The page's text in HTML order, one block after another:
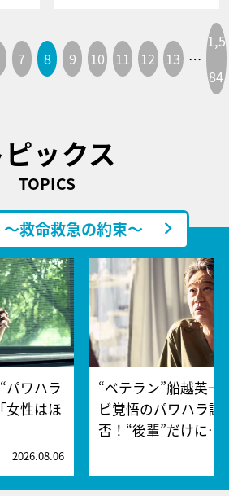
7 8 9 10 11 12 13 …
1,5
84
ピックス
TOPICS
救命救急の約束～
パワハラ
女性はほ
2026.08.06
“ベテラン”船越英一
ビ覚悟のパワハラ謝
否！“後輩”だけに…